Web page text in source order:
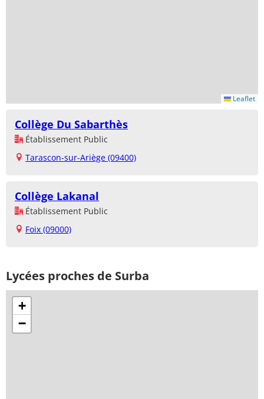
Leaflet
Collège Du Sabarthès
Établissement Public
Tarascon-sur-Ariège (09400)
Collège Lakanal
Établissement Public
Foix (09000)
Lycées proches de Surba
+
−